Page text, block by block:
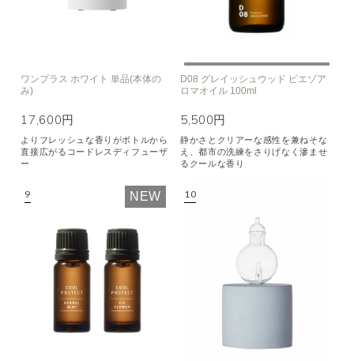
ワンプラス ホワイト 単品(本体の
み)
17,600円
よりフレッシュな香りがボトルから
直接広がるコードレスディフューザ
ー
D08 グレイッシュウッド ピエゾア
ロマオイル 100ml
5,500円
静かさとクリアーな感性を兼ねそな
え、都市の洗練をさりげなく滲ませ
るクールな香り
NEW